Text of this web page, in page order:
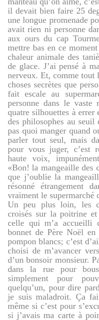
il devait bien faire 25
une longue promenade
avait rien ni personne
aux ours du cap
mettre bas en ce
chaleur animale des
de glace. J’ai pensé à
nerveux. Et, comme tout
choses secrètes que
fait escale au
personne dans le vaste
quatre silhouettes à
des philosophes au
pas quoi manger quand
parler tout seul, mais
pour vous juger, c’est
haute voix,
«Bon! la mangeaille des
que j’oublie la
résonné étrangement
vraiment le supermarché
Un peu plus loin, les
croisés sur la poitrine et
celle qui m’a accueilli
bonnet de Père Noël
pompon blancs; c’est
choisi de m’avancer
d’un bonsoir monsieur.
dans la rue pour
simplement pour
quelqu’un, pour dire
je suis maladroit. Ça
même si c’est pour
si j’avais ma carte à